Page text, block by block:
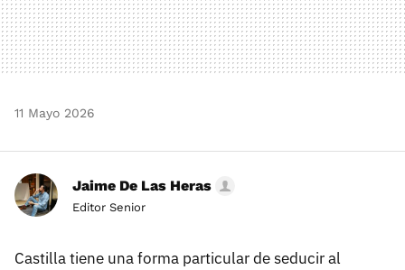
11 Mayo 2026
Jaime De Las Heras
Editor Senior
Castilla tiene una forma particular de seducir al